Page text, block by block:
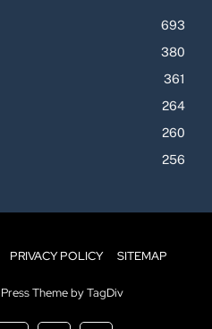
693
380
361
264
260
256
PRIVACY POLICY SITEMAP
Theme by TagDiv